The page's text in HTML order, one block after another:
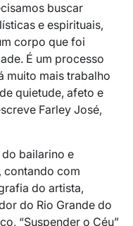
buscar
e espirituais,
corpo que foi
É um processo
muito mais trabalho
quietude, afeto e
Farley José,
bailarino e
contando com
do artista,
do Rio Grande do
“Suspender o Céu”